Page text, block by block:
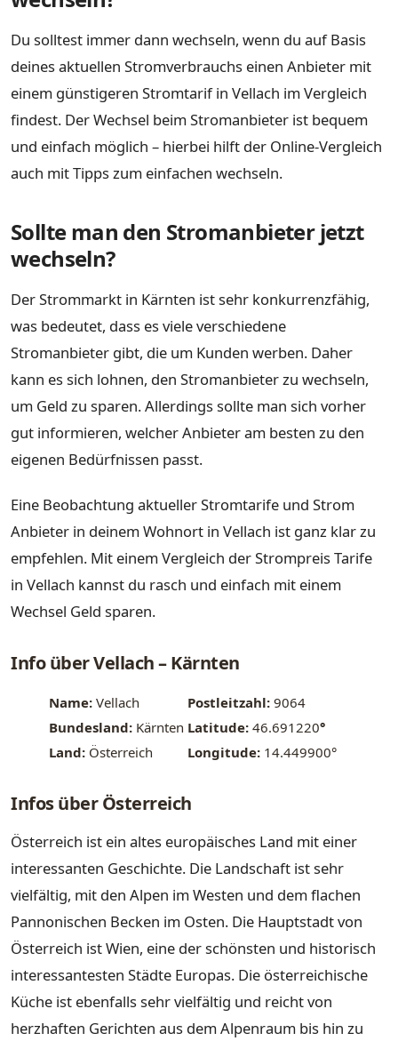
Du solltest immer dann wechseln, wenn du auf Basis
deines aktuellen Stromverbrauchs einen Anbieter mit
einem günstigeren Stromtarif in Vellach im Vergleich
findest. Der Wechsel beim Stromanbieter ist bequem
und einfach möglich – hierbei hilft der Online-Vergleich
auch mit Tipps zum einfachen wechseln.
Sollte man den Stromanbieter jetzt
wechseln?
Der Strommarkt in Kärnten ist sehr konkurrenzfähig,
was bedeutet, dass es viele verschiedene
Stromanbieter gibt, die um Kunden werben. Daher
kann es sich lohnen, den Stromanbieter zu wechseln,
um Geld zu sparen. Allerdings sollte man sich vorher
gut informieren, welcher Anbieter am besten zu den
eigenen Bedürfnissen passt.
Eine Beobachtung aktueller Stromtarife und Strom
Anbieter in deinem Wohnort in Vellach ist ganz klar zu
empfehlen. Mit einem Vergleich der Strompreis Tarife
in Vellach kannst du rasch und einfach mit einem
Wechsel Geld sparen.
Info über Vellach – Kärnten
Name: Vellach Postleitzahl: 9064
Bundesland: Kärnten Latitude: 46.691220°
Land: Österreich Longitude: 14.449900°
Infos über Österreich
Österreich ist ein altes europäisches Land mit einer
interessanten Geschichte. Die Landschaft ist sehr
vielfältig, mit den Alpen im Westen und dem flachen
Pannonischen Becken im Osten. Die Hauptstadt von
Österreich ist Wien, eine der schönsten und historisch
interessantesten Städte Europas. Die österreichische
Küche ist ebenfalls sehr vielfältig und reicht von
herzhaften Gerichten aus dem Alpenraum bis hin zu